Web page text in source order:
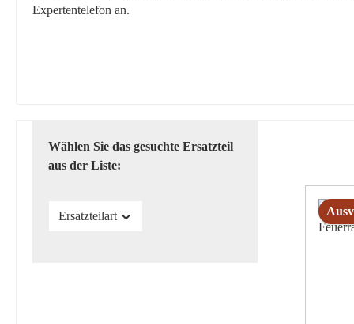
Expertentelefon an.
Wählen Sie das gesuchte Ersatzteil
aus der Liste:
Ersatzteilart